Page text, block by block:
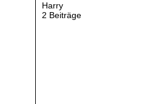
Harry
2 Beiträge